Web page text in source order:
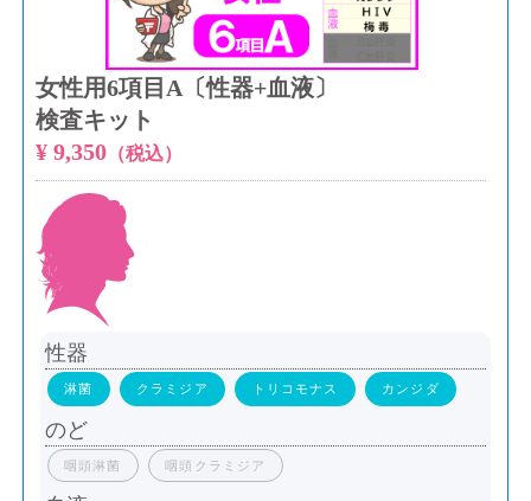
女性用6項目A〔性器+血液〕
検査キット
¥ 9,350（税込）
性器
淋菌 クラミジア トリコモナス カンジダ
のど
咽頭淋菌 咽頭クラミジア